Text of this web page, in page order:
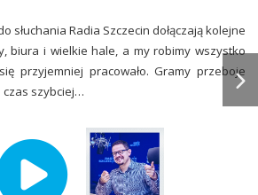
słuchania Radia Szczecin dołączają kolejne
biura i wielkie hale, a my robimy wszystko
przyjemniej pracowało. Gramy przeboje
czas szybciej…